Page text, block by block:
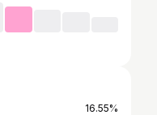
16.55%